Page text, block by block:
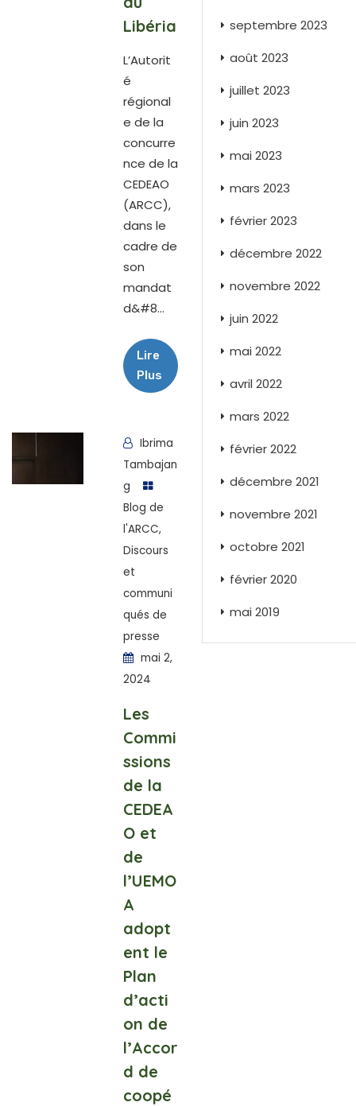
Libéria
L’Autorit
é
régional
e de la
concurre
nce de la
CEDEAO
(ARCC),
dans le
cadre de
son
mandat
d&#8...
Lire
Plus
Ibrima
Tambajan
g
Blog de
l'ARCC,
Discours
et
communi
qués de
presse
mai 2,
2024
Les
Commi
ssions
de la
CEDEA
O et
de
l’UEMO
A
adopt
ent le
Plan
d’acti
on de
l’Accor
d de
coopé
septembre 2023
août 2023
juillet 2023
juin 2023
mai 2023
mars 2023
février 2023
décembre 2022
novembre 2022
juin 2022
mai 2022
avril 2022
mars 2022
février 2022
décembre 2021
novembre 2021
octobre 2021
février 2020
mai 2019